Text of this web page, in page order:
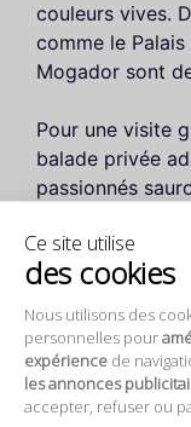
Ce site utilise
des cookies
Nous utilisons des
personnelles pour
expérience de
les annonces
accepter, refuser ou
couleurs vives.
comme le
Mogador sont
Pour une visite
balade privée
passionnés